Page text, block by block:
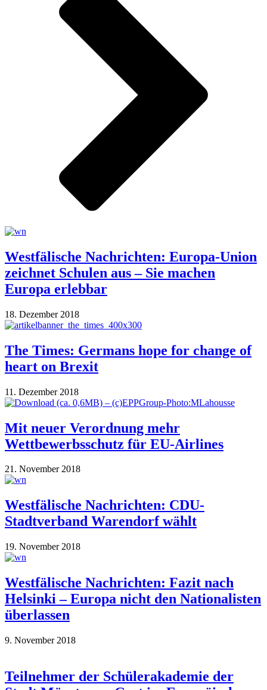
Westfälische Nachrichten: Europa-Union
zeichnet Schulen aus – Sie machen
Europa erlebbar
18. Dezember 2018
The Times: Germans hope for change of
heart on Brexit
11. Dezember 2018
Mit neuer Verordnung mehr
Wettbewerbsschutz für EU-Airlines
21. November 2018
Westfälische Nachrichten: CDU-
Stadtverband Warendorf wählt
19. November 2018
Westfälische Nachrichten: Fazit nach
Helsinki – Europa nicht den Nationalisten
überlassen
9. November 2018
Teilnehmer der Schülerakademie der